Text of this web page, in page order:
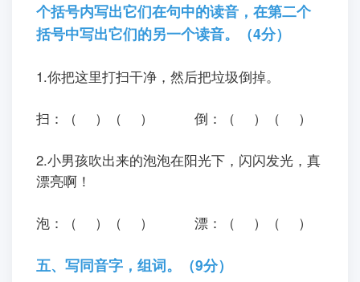
个括号内写出它们在句中的读音，在第二个
括号中写出它们的另一个读音。（4分）
1.你把这里打扫干净，然后把垃圾倒掉。
扫：（ ）（ ） 倒：（ ）（ ）
2.小男孩吹出来的泡泡在阳光下，闪闪发光，真
漂亮啊！
泡：（ ）（ ） 漂：（ ）（ ）
五、写同音字，组词。（9分）